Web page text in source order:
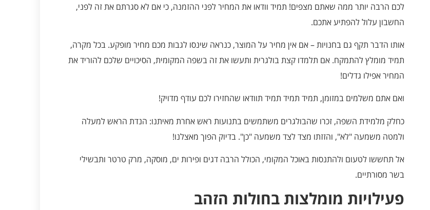
לכם הרבה יותר ממה שאתם מצפים! תמיד וודאו את המחיר לפני ההזמנה, כי אם לא סגרתם את זה לפני,
החשבון עלול להפתיע אתכם.
אותו הדבר תקף גם בחנויות – אם אין מחיר על המוצר, כנראה שינסו לגבות מכם מחיר מופקע. בכל מקרה,
תמיד מומלץ להתמקח. אם תלמדו קצת בולגרית ותעשו את זה בשפה המקומית, הסיכויים שלכם להוריד את
המחיר אפילו גדלים!
ואם אתם משלמים במזומן, תמיד תמיד תמיד תוודאו שהחזירו לכם עודף מדויק!
כחלק מלמידת השפה, זכרו שהבולגרים משתמשים בתנועות ראש אחרת מאיתנו: הנדת הראש למעלה
ולמטה משמעה "לא", והזזתו מצד לצד משמעה "כן". בדיוק הפוך מאצלנו!
אל תחששו לטעום ולהתנסות באוכל המקומי, הכולל הרבה דגים ופירות ים, מוסקה, מרק טרטר ותבשילי
בשר מסורתיים.
פעילויות מומלצות בחולות הזהב